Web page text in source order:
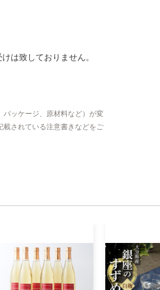
は致しておりません。
パッケージ、原材料など）が変
載されている注意書きなどをご